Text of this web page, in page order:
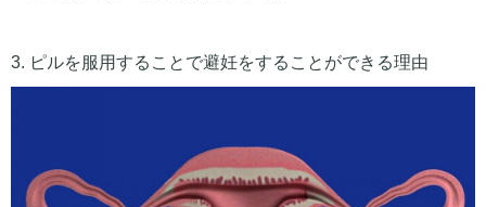
3. ピルを服用することで避妊をすることができる理由